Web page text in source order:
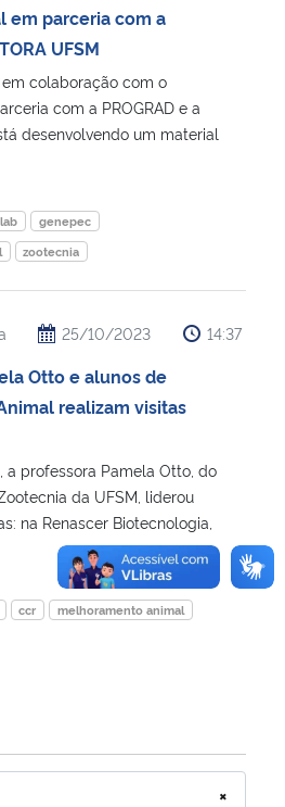
em parceria com a
UFSM
em colaboração com o
com a PROGRAD e a
desenvolvendo um material
genepec
zootecnia
25/10/2023 14:37
Otto e alunos de
realizam visitas
a professora Pamela Otto, do
da UFSM, liderou
na Renascer Biotecnologia,
ccr
melhoramento animal
×